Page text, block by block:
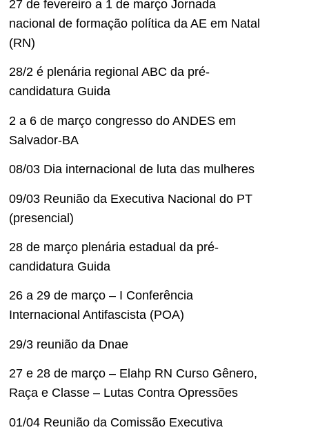
27 de fevereiro a 1 de março Jornada
nacional de formação política da AE em Natal
(RN)
28/2 é plenária regional ABC da pré-
candidatura Guida
2 a 6 de março congresso do ANDES em
Salvador-BA
08/03 Dia internacional de luta das mulheres
09/03 Reunião da Executiva Nacional do PT
(presencial)
28 de março plenária estadual da pré-
candidatura Guida
26 a 29 de março – I Conferência
Internacional Antifascista (POA)
29/3 reunião da Dnae
27 e 28 de março – Elahp RN Curso Gênero,
Raça e Classe – Lutas Contra Opressões
01/04 Reunião da Comissão Executiva